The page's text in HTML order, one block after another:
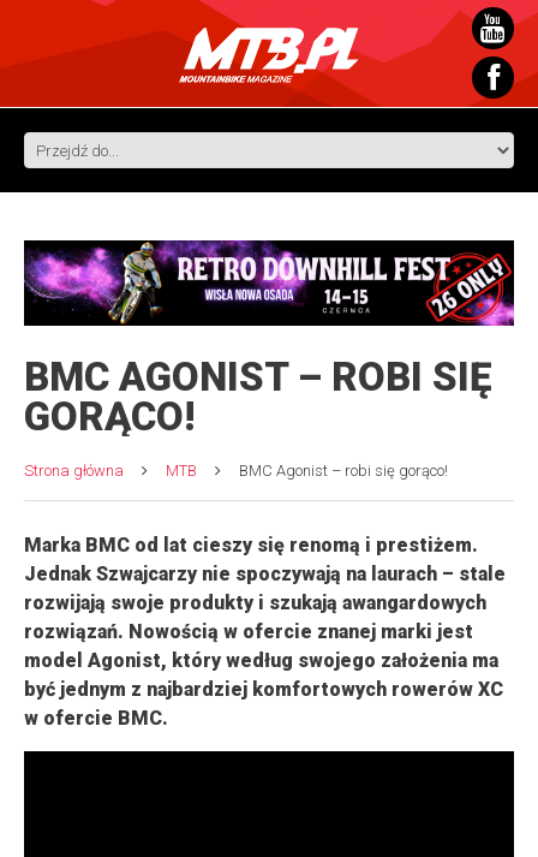
BMC AGONIST – ROBI SIĘ
GORĄCO!
Strona główna MTB BMC Agonist – robi się gorąco!
Marka BMC od lat cieszy się renomą i prestiżem.
Jednak Szwajcarzy nie spoczywają na laurach – stale
rozwijają swoje produkty i szukają awangardowych
rozwiązań. Nowością w ofercie znanej marki jest
model Agonist, który według swojego założenia ma
być jednym z najbardziej komfortowych rowerów XC
w ofercie BMC.